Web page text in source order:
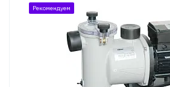
Рекомендуем